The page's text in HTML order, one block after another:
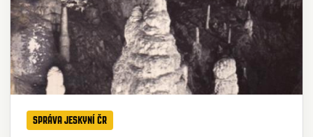
SPRÁVA JESKYNÍ ČR